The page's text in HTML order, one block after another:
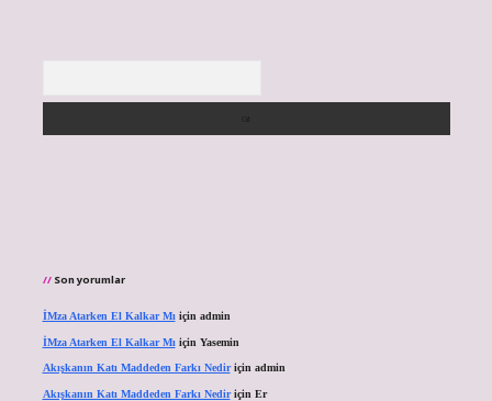
Son yorumlar
İMza Atarken El Kalkar Mıiçin admin
İMza Atarken El Kalkar Mıiçin Yasemin
Akışkanın Katı Maddeden Farkı Nediriçin admin
Akışkanın Katı Maddeden Farkı Nediriçin Er